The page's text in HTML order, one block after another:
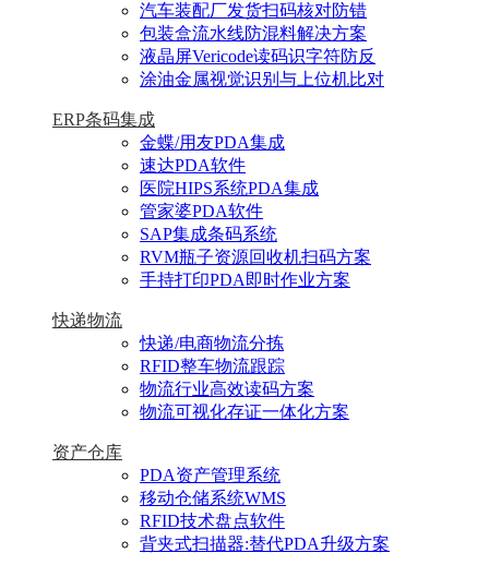
汽车装配厂发货扫码核对防错
包装盒流水线防混料解决方案
液晶屏Vericode读码识字符防反
涂油金属视觉识别与上位机比对
ERP条码集成
金蝶/用友PDA集成
速达PDA软件
医院HIPS系统PDA集成
管家婆PDA软件
SAP集成条码系统
RVM瓶子资源回收机扫码方案
手持打印PDA即时作业方案
快递物流
快递/电商物流分拣
RFID整车物流跟踪
物流行业高效读码方案
物流可视化存证一体化方案
资产仓库
PDA资产管理系统
移动仓储系统WMS
RFID技术盘点软件
背夹式扫描器:替代PDA升级方案